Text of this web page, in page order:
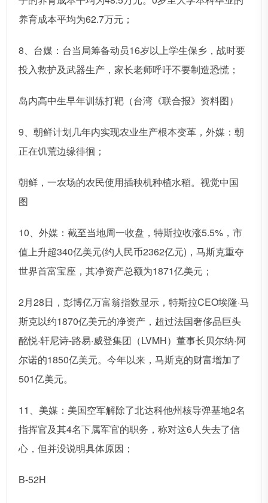
养育成本平均为62.7万元；
8、台媒：台当局筹备动员16岁以上学生保乡，战时要
投入救护及武器生产，家长老师呼吁不要制造恐慌；
岛内高中生早年训练打靶（台湾《联合报》资料图）
9、朝鲜计划几年内实现农业生产根本变革，外媒：朝
正在饥荒边缘徘徊；
朝鲜，一农场的农民使用插秧机种植水稻。视觉中国
图
10、外媒：截至当地周一收盘，特斯拉收涨5.5%，市
值上升超340亿美元(约人民币2362亿元)，马斯克重夺
世界首富宝座，其净资产总额为1871亿美元；
2月28日，彭博亿万富翁指数显示，特斯拉CEO埃隆·马
斯克以约1870亿美元的净资产，超过法国奢侈品巨头
酩悦·轩尼诗-路易·威登集团（LVMH）董事长贝尔纳·阿
尔诺的1850亿美元。今年以来，马斯克的财富增加了
501亿美元。
11、美媒：美国空军解除了北达科他州核导弹基地2名
指挥官及其4名下属军官的职务，称对这6人失去了信
心，但并没说明具体原因；
B-52H